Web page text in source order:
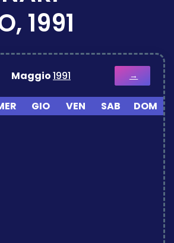
1991
Maggio1991 →
GIO VEN SAB DOM